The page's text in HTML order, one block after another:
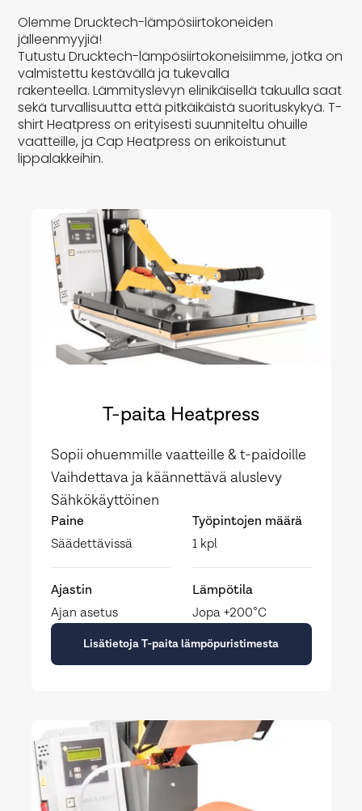
Olemme Drucktech-lämpösiirtokoneiden
jälleenmyyjiä!
Tutustu Drucktech-lämpösiirtokoneisiimme, jotka on
valmistettu kestävällä ja tukevalla
rakenteella. Lämmityslevyn elinikäisellä takuulla saat
sekä turvallisuutta että pitkäikäistä suorituskykyä. T-
shirt Heatpress on erityisesti suunniteltu ohuille
vaatteille, ja Cap Heatpress on erikoistunut
lippalakkeihin.
T-paita Heatpress
Sopii ohuemmille vaatteille & t-paidoille
Vaihdettava ja käännettävä aluslevy
Sähkökäyttöinen
Paine
Säädettävissä
Työpintojen määrä
1 kpl
Ajastin
Ajan asetus
Lämpötila
Jopa +200°C
Lisätietoja T-paita lämpöpuristimesta